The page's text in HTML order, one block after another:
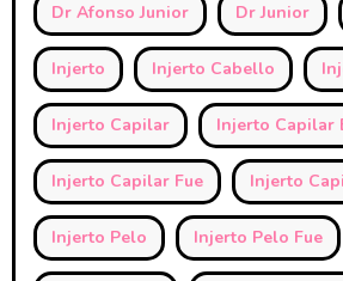
Dr Afonso Junior Dr Junior
Injerto Injerto Cabello
Injerto Capilar Injerto Capilar
Injerto Capilar Fue Injerto
Injerto Pelo Injerto Pelo Fue